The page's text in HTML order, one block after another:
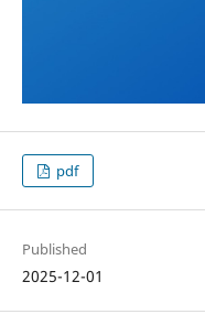
pdf
Published
2025-12-01